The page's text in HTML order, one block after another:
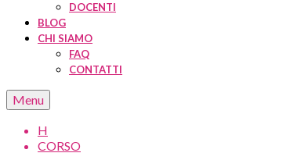
DOCENTI
BLOG
CHI SIAMO
FAQ
CONTATTI
Menu
H
CORSO